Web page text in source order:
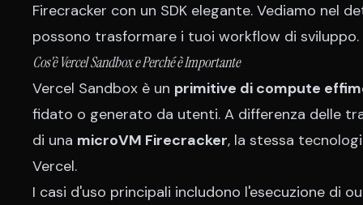
Firecracker con un SDK elegante. Vediamo nel
possono trasformare i tuoi workflow di sviluppo.
Cos'è Vercel Sandbox e Perché è Importante
Vercel Sandbox è un primitive di compute
fidato o generato da utenti. A differenza delle
di una microVM Firecracker, la stessa
Vercel.
I casi d'uso principali includono l'esecuzione di